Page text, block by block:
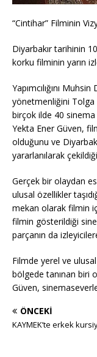
“Cintihar” Filminin
Diyarbakır tarihinin
korku filminin yarın
Yapımcılığını
yönetmenliğini Tolga
birçok ilde 40 sinema
Yekta Ener Güven,
olduğunu ve
yararlanılarak
Gerçek bir olaydan
ulusal özellikler
mekan olarak filmin
filmin gösterildiği
parçanın da
Filmde yerel ve
bölgede tanınan biri
Güven,
ÖNCEKI
KAYMEK’te erkek